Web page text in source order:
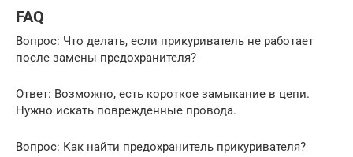
FAQ
Вопрос: Что делать, если прикуриватель не работает
после замены предохранителя?
Ответ: Возможно, есть короткое замыкание в цепи.
Нужно искать поврежденные провода.
Вопрос: Как найти предохранитель прикуривателя?